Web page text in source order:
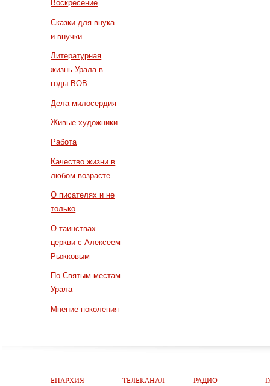
Воскресение
Сказки для внука
и внучки
Литературная
жизнь Урала в
годы ВОВ
Дела милосердия
Живые художники
Работа
Качество жизни в
любом возрасте
О писателях и не
только
О таинствах
церкви с Алексеем
Рыжковым
По Святым местам
Урала
Мнение поколения
ЕПАРХИЯ
ТЕЛЕКАНАЛ
РАДИО